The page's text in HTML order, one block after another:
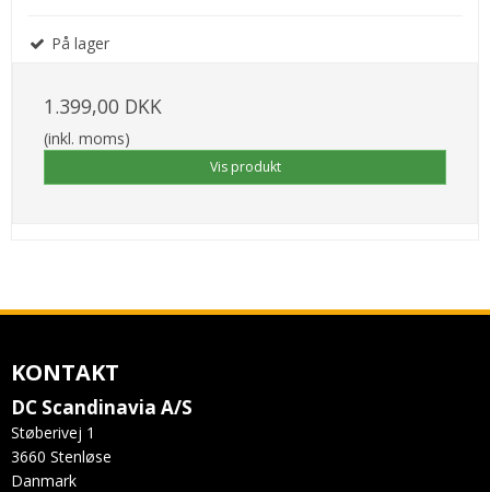
På lager
1.399,00 DKK
(inkl. moms)
Vis produkt
KONTAKT
DC Scandinavia A/S
Støberivej 1
3660 Stenløse
Danmark